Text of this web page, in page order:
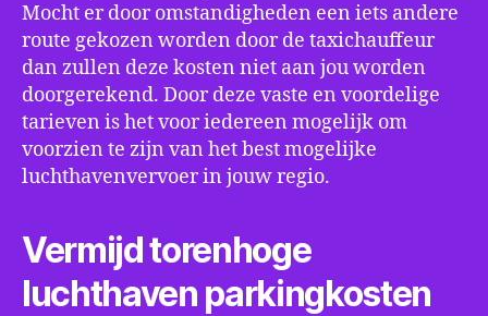
Mocht er door omstandigheden een iets andere
route gekozen worden door de taxichauffeur
dan zullen deze kosten niet aan jou worden
doorgerekend. Door deze vaste en voordelige
tarieven is het voor iedereen mogelijk om
voorzien te zijn van het best mogelijke
luchthavenvervoer in jouw regio.
Vermijd torenhoge
luchthaven parkingkosten